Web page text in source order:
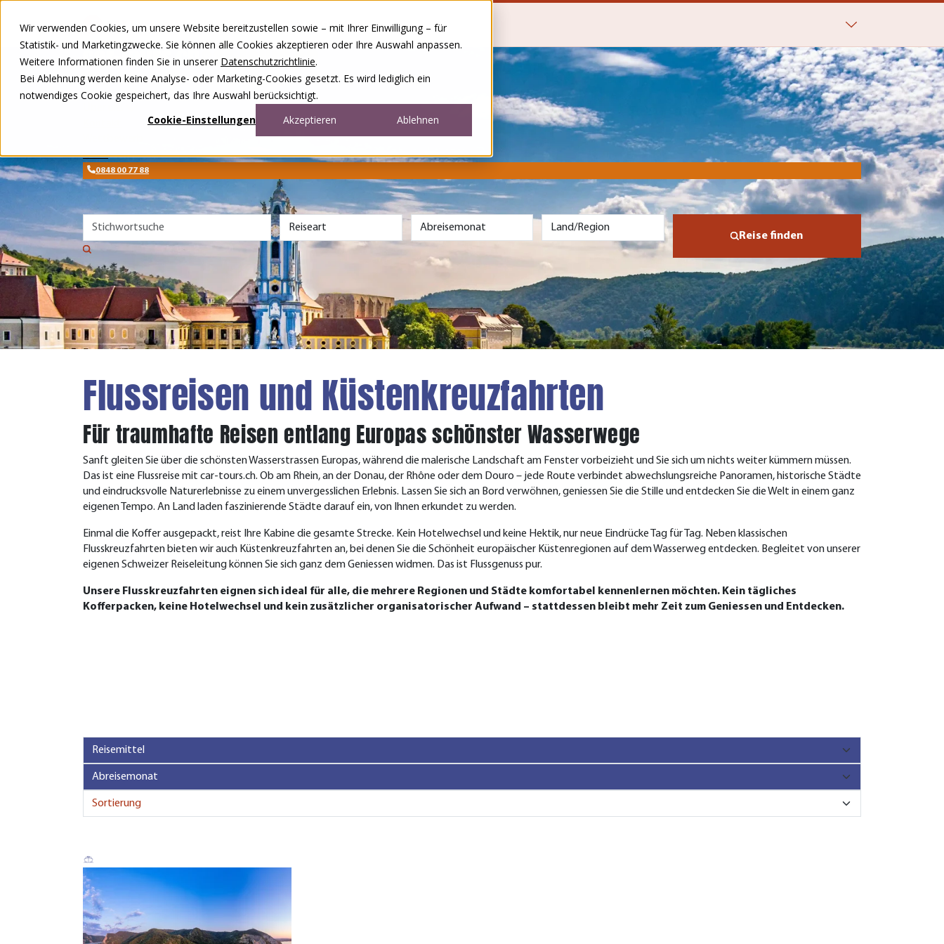
Wir verwenden Cookies, um unsere Website bereitzustellen sowie – mit Ihrer Einwilligung – für
Statistik- und Marketingzwecke. Sie können alle Cookies akzeptieren oder Ihre Auswahl anpassen.
Weitere Informationen finden Sie in unserer Datenschutzrichtlinie.
Bei Ablehnung werden keine Analyse- oder Marketing-Cookies gesetzt. Es wird lediglich ein
notwendiges Cookie gespeichert, das Ihre Auswahl berücksichtigt.
Cookie-Einstellungen
Akzeptieren Ablehnen
AKTUELLE INFORMATIONEN ZU NIEDRIGWASSER
Unsere Reisen
Rund ums Reisen
DEFR
0848 00 77 88
Reise finden
Flussreisen und Küstenkreuzfahrten
Für traumhafte Reisen entlang Europas schönster Wasserwege
Sanft gleiten Sie über die schönsten Wasserstrassen Europas, während die malerische Landschaft am Fenster vorbeizieht und Sie sich um nichts weiter kümmern müssen.
Das ist eine Flussreise mit car-tours.ch. Ob am Rhein, an der Donau, der Rhône oder dem Douro – jede Route verbindet abwechslungsreiche Panoramen, historische Städte
und eindrucksvolle Naturerlebnisse zu einem unvergesslichen Erlebnis. Lassen Sie sich an Bord verwöhnen, geniessen Sie die Stille und entdecken Sie die Welt in einem ganz
eigenen Tempo. An Land laden faszinierende Städte darauf ein, von Ihnen erkundet zu werden.
Einmal die Koffer ausgepackt, reist Ihre Kabine die gesamte Strecke. Kein Hotelwechsel und keine Hektik, nur neue Eindrücke Tag für Tag. Neben klassischen
Flusskreuzfahrten bieten wir auch Küstenkreuzfahrten an, bei denen Sie die Schönheit europäischer Küstenregionen auf dem Wasserweg entdecken. Begleitet von unserer
eigenen Schweizer Reiseleitung können Sie sich ganz dem Geniessen widmen. Das ist Flussgenuss pur.
Unsere Flusskreuzfahrten eignen sich ideal für alle, die mehrere Regionen und Städte komfortabel kennenlernen möchten. Kein tägliches
Kofferpacken, keine Hotelwechsel und kein zusätzlicher organisatorischer Aufwand – stattdessen bleibt mehr Zeit zum Geniessen und Entdecken.